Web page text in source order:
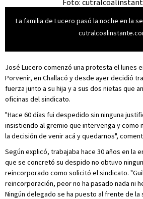
La familia de Lucero pasó la noche en la
José Lucero comenzó una protesta el lunes
Porvenir, en Challacó y desde ayer decidió
fuerza junto a su hija y a sus dos nietas que
oficinas del sindicato.
"Hace 60 días fui despedido sin ninguna
insistiendo al gremio que intervenga y como
la decisión de venir acá y quedarnos",
Según explicó, trabajaba hace 30 años en la
que se concretó su despido no obtuvo
reincorporado como solicitó el sindicato.
reincorporación, peor no ha pasado nada ni
Ningún delegado se ha puesto al frente de la